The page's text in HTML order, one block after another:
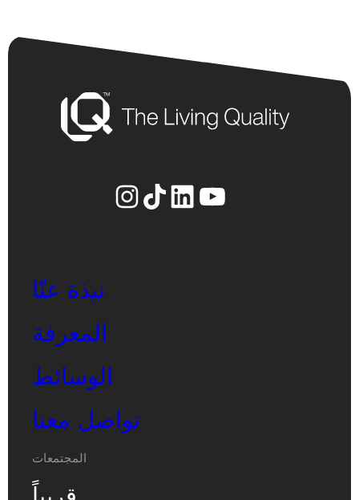
إنستجرام تيك توك لينكد إن يوتيوب
نبذة عنّا
المعرفة
الوسائط
تواصل معنا
المجتمعات